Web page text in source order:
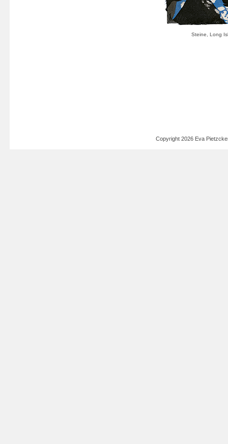
Copyright 2026 Eva